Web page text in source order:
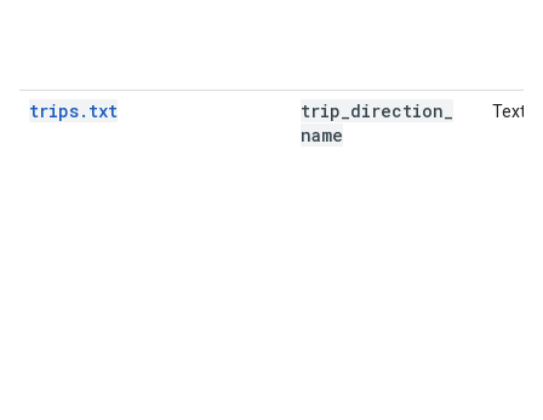
trips.txt trip direction
name
Text